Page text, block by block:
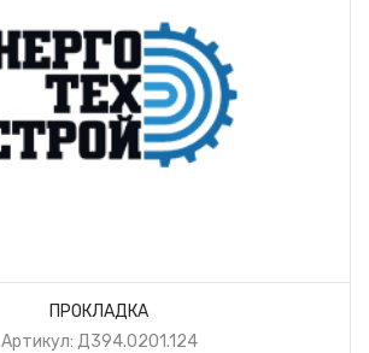
ПРОКЛАДКА
Артикул: Д394.0201.124